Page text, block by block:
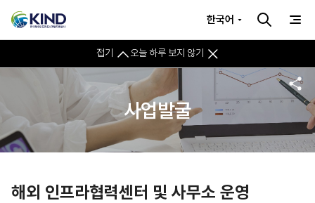
접기 오늘 하루 보지 않기
한국어
사업발굴
해외 인프라협력센터 및 사무소 운영